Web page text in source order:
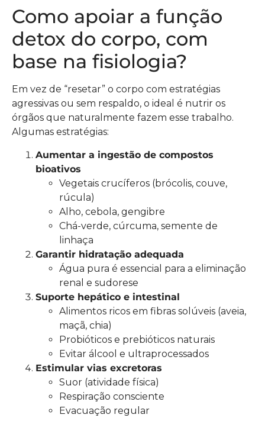
Como apoiar a função
detox do corpo, com
base na fisiologia?
Em vez de “resetar” o corpo com estratégias
agressivas ou sem respaldo, o ideal é nutrir os
órgãos que naturalmente fazem esse trabalho.
Algumas estratégias:
Aumentar a ingestão de compostos
bioativos
Vegetais crucíferos (brócolis, couve,
rúcula)
Alho, cebola, gengibre
Chá-verde, cúrcuma, semente de
linhaça
Garantir hidratação adequada
Água pura é essencial para a eliminação
renal e sudorese
Suporte hepático e intestinal
Alimentos ricos em fibras solúveis (aveia,
maçã, chia)
Probióticos e prebióticos naturais
Evitar álcool e ultraprocessados
Estimular vias excretoras
Suor (atividade física)
Respiração consciente
Evacuação regular